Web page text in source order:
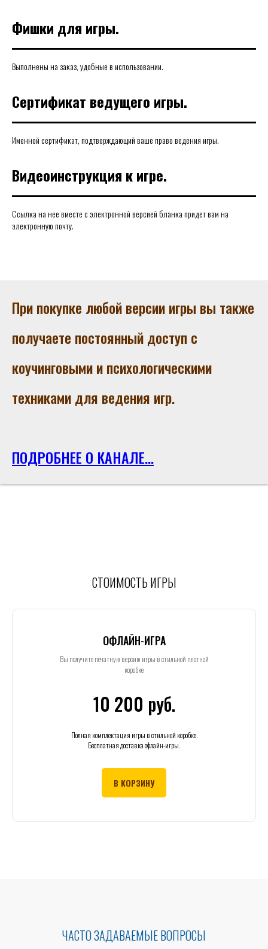
Фишки для игры.
Выполнены на заказ, удобные в использовании.
Сертификат ведущего игры.
Именной сертификат, подтверждающий ваше право ведения игры.
Видеоинструкция к игре.
Ссылка на нее вместе с электронной версией бланка придет вам на
электронную почту.
При покупке любой версии игры вы также
получаете постоянный доступ с
коучинговыми и психологическими
техниками для ведения игр.
ПОДРОБНЕЕ О КАНАЛЕ...
СТОИМОСТЬ ИГРЫ
ОФЛАЙН-ИГРА
Вы получите печатную версию игры в стильной плотной
коробке
10 200 руб.
Полная комплектация игры в стильной коробке.
Бесплатная доставка офлайн-игры.
В КОРЗИНУ
ЧАСТО ЗАДАВАЕМЫЕ ВОПРОСЫ